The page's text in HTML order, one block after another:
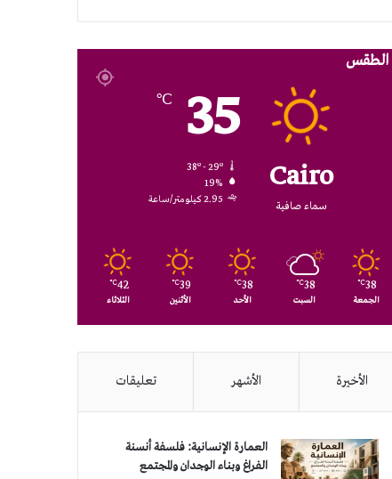
الطقس
Cairo
سماء صافية
35
℃
19%
2.95 كيلومتر/ساعة
38
℃
الجمعة
38
℃
السبت
38
℃
الأحد
39
℃
الأثنين
42
℃
الثلاثاء
الأخيرة الأشهر تعليقات
العمارة الإنسانية: فلسفة أنسنة
الفراغ وبناء الوجدان والمجتمع